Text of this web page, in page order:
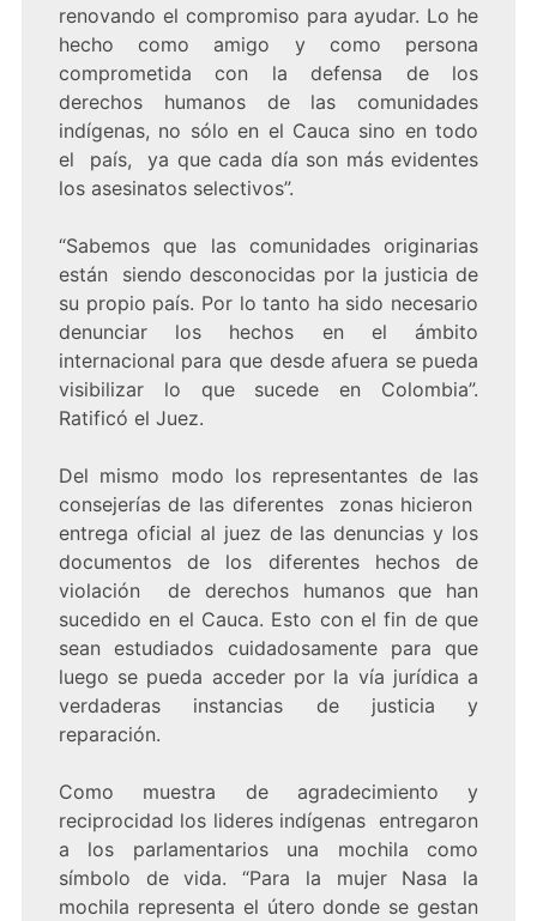
renovando el compromiso para ayudar. Lo he
hecho como amigo y como persona
comprometida con la defensa de los
derechos humanos de las comunidades
indígenas, no sólo en el Cauca sino en todo
el país, ya que cada día son más evidentes
los asesinatos selectivos”.
“Sabemos que las comunidades originarias
están siendo desconocidas por la justicia de
su propio país. Por lo tanto ha sido necesario
denunciar los hechos en el ámbito
internacional para que desde afuera se pueda
visibilizar lo que sucede en Colombia”.
Ratificó el Juez.
Del mismo modo los representantes de las
consejerías de las diferentes zonas hicieron
entrega oficial al juez de las denuncias y los
documentos de los diferentes hechos de
violación de derechos humanos que han
sucedido en el Cauca. Esto con el fin de que
sean estudiados cuidadosamente para que
luego se pueda acceder por la vía jurídica a
verdaderas instancias de justicia y
reparación.
Como muestra de agradecimiento y
reciprocidad los lideres indígenas entregaron
a los parlamentarios una mochila como
símbolo de vida. “Para la mujer Nasa la
mochila representa el útero donde se gestan